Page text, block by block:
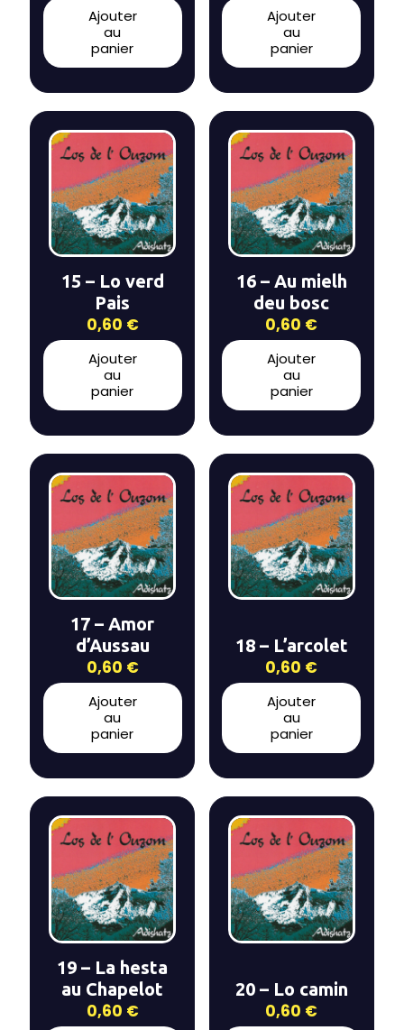
Ajouter
au
panier
Ajouter
au
panier
15 – Lo verd
Pais
0,60 €
Ajouter
au
panier
16 – Au mielh
deu bosc
0,60 €
Ajouter
au
panier
17 – Amor
d’Aussau
0,60 €
Ajouter
au
panier
18 – L’arcolet
0,60 €
Ajouter
au
panier
19 – La hesta
au Chapelot
0,60 €
20 – Lo camin
0,60 €